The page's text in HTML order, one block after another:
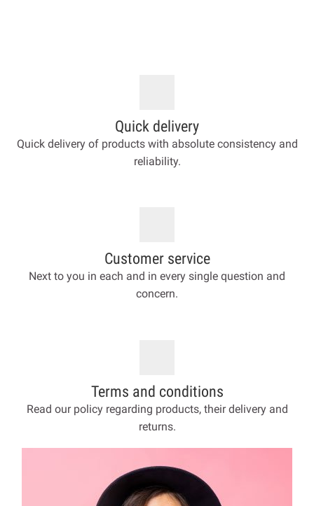
Quick delivery
Quick delivery of products with absolute consistency and
reliability.
Customer service
Next to you in each and in every single question and
concern.
Terms and conditions
Read our policy regarding products, their delivery and
returns.